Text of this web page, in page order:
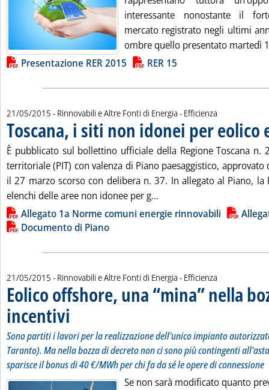
interessante nonostante il
mercato registrato negli ultimi
ombre quello presentato martedì
Lista allegati PDF alla notizia
Presentazione RER 2015 RER 15
21/05/2015 - Rinnovabili e Altre Fonti di Energia - Efficienza
Toscana, i siti non idonei per eolico
È pubblicato sul bollettino ufficiale della Regione Toscana n.
territoriale (PIT) con valenza di Piano paesaggistico,
il 27 marzo scorso con delibera n. 37. In allegato al Piano, la
elenchi delle aree non idonee per g...
Lista allegati PDF alla notizia
Allegato 1a Norme comuni energie rinnovabili
Documento di Piano
21/05/2015 - Rinnovabili e Altre Fonti di Energia - Efficienza
Eolico offshore, una “mina” nella
incentivi
Sono partiti i lavori per la realizzazione dell'unico impianto
Taranto). Ma nella bozza di decreto non ci sono più contingenti
sparisce il bonus di 40 €/MWh per chi fa da sé le opere di connessione
Se non sarà modificato quanto